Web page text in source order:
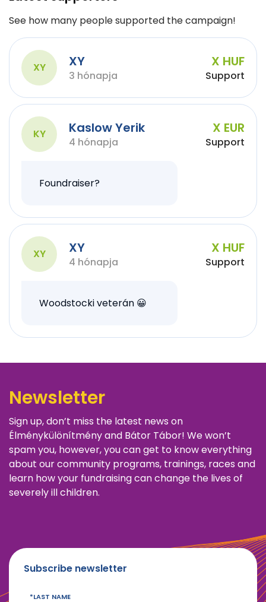
See how many people supported the campaign!
XY XY
3 hónapja
X HUF
Support
KY Kaslow Yerik
4 hónapja
X EUR
Support
Foundraiser?
XY XY
4 hónapja
X HUF
Support
Woodstocki veterán 😀
Newsletter
Sign up, don’t miss the latest news on
Élménykülönítmény and Bátor Tábor! We won’t
spam you, however, you can get to know everything
about our community programs, trainings, races and
learn how your fundraising can change the lives of
severely ill children.
Subscribe newsletter
LAST NAME